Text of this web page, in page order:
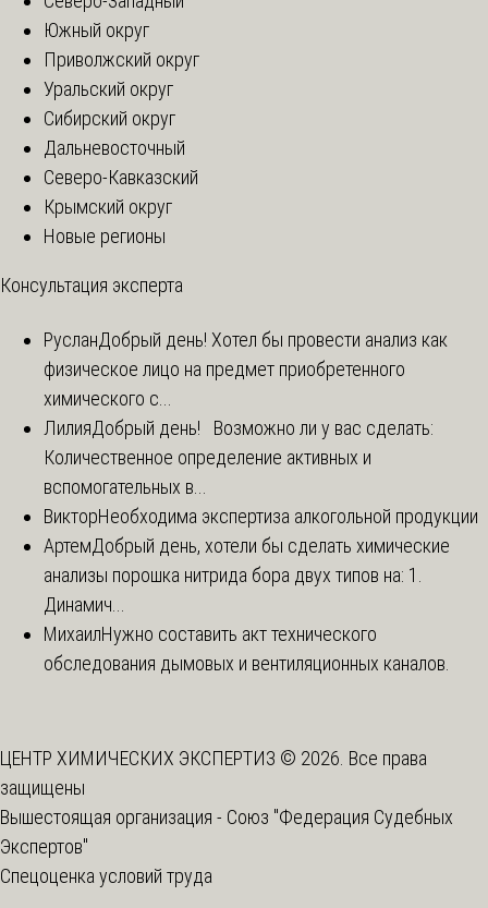
Южный округ
Приволжский округ
Уральский округ
Сибирский округ
Дальневосточный
Северо-Кавказский
Крымский округ
Новые регионы
Консультация эксперта
РусланДобрый день! Хотел бы провести анализ как
физическое лицо на предмет приобретенного
химического с...
ЛилияДобрый день! Возможно ли у вас сделать:
Количественное определение активных и
вспомогательных в...
ВикторНеобходима экспертиза алкогольной продукции
АртемДобрый день, хотели бы сделать химические
анализы порошка нитрида бора двух типов на: 1.
Динамич...
МихаилНужно составить акт технического
обследования дымовых и вентиляционных каналов.
ЦЕНТР ХИМИЧЕСКИХ ЭКСПЕРТИЗ © 2026. Все права
защищены
Вышестоящая организация - Союз "Федерация Судебных
Экспертов"
Спецоценка условий труда